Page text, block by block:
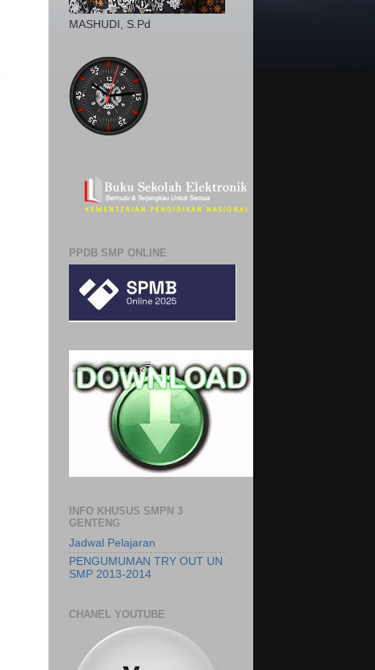
MASHUDI, S.Pd
PPDB SMP ONLINE
INFO KHUSUS SMPN 3
GENTENG
Jadwal Pelajaran
PENGUMUMAN TRY OUT UN
SMP 2013-2014
CHANEL YOUTUBE